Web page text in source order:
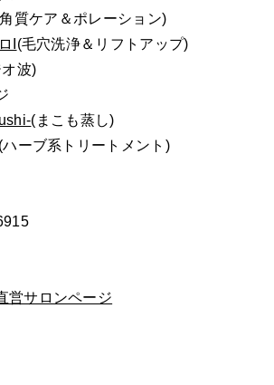
質ケア＆ポレーション)
I (毛穴洗浄＆リフトアップ)
波)
(まこも蒸し)
(ハーブ系トリートメント)
営サロンページ